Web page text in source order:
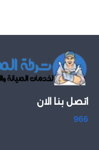
اتصل بنا الان
966